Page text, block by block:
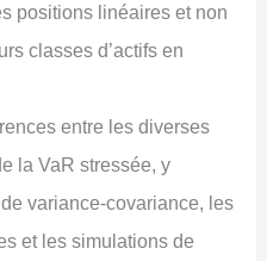
positions linéaires et non
classes d’actifs en
entre les diverses
la VaR stressée, y
variance-covariance, les
et les simulations de